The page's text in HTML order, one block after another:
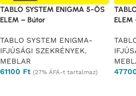
TABLO SYSTEM ENIGMA 5-ÖS
ELEM – Bútor
TABLO SYSTEM ENIGMA-
IFJÚSÁGI SZEKRÉNYEK,
MEBLAR
61100 Ft (27% ÁFÁ-t tartalmaz)
ELEM